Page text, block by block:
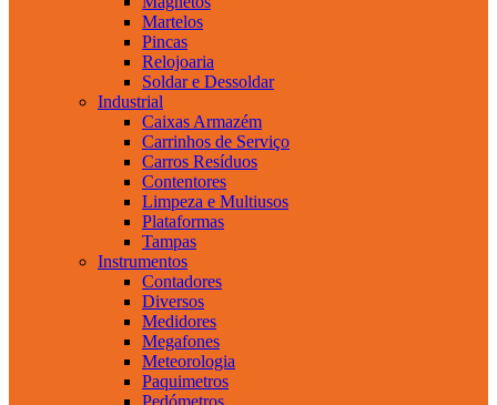
Martelos
Pincas
Relojoaria
Soldar e Dessoldar
Industrial
Caixas Armazém
Carrinhos de Serviço
Carros Resíduos
Contentores
Limpeza e Multiusos
Plataformas
Tampas
Instrumentos
Contadores
Diversos
Medidores
Megafones
Meteorologia
Paquimetros
Pedómetros